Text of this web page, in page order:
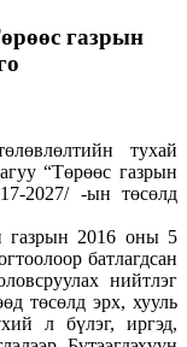
газрын
тухай
“Төрөөс газрын
2027/ -ын төсөлд
газрын 2016 оны 5
батлагдсан
нийтлэг
төсөлд эрх, хууль
л бүлэг, иргэд,